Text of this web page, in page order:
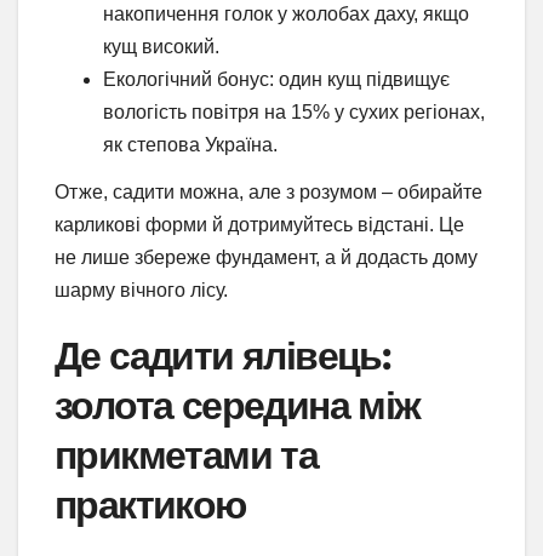
накопичення голок у жолобах даху, якщо
кущ високий.
Екологічний бонус: один кущ підвищує
вологість повітря на 15% у сухих регіонах,
як степова Україна.
Отже, садити можна, але з розумом – обирайте
карликові форми й дотримуйтесь відстані. Це
не лише збереже фундамент, а й додасть дому
шарму вічного лісу.
Де садити ялівець:
золота середина між
прикметами та
практикою